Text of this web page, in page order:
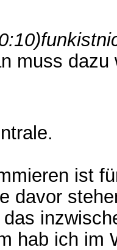
muss
ist
davor
hab ich im